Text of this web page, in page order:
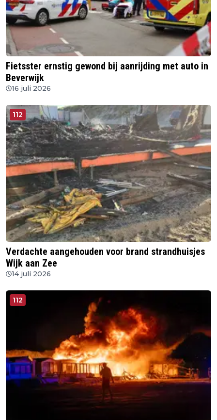
Fietsster ernstig gewond bij aanrijding met auto in
Beverwijk
16 juli 2026
112
Verdachte aangehouden voor brand strandhuisjes
Wijk aan Zee
14 juli 2026
112